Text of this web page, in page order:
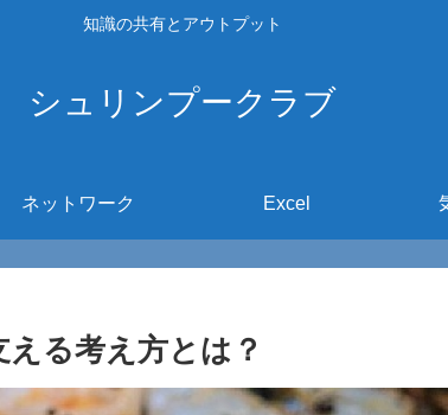
知識の共有とアウトプット
シュリンプークラブ
ネットワーク Excel
る考え方とは？